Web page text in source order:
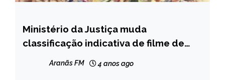
ENTRETENIMENTO
Ministério da Justiça muda
classificação indicativa de filme de
Aranãs FM 4 anos ago